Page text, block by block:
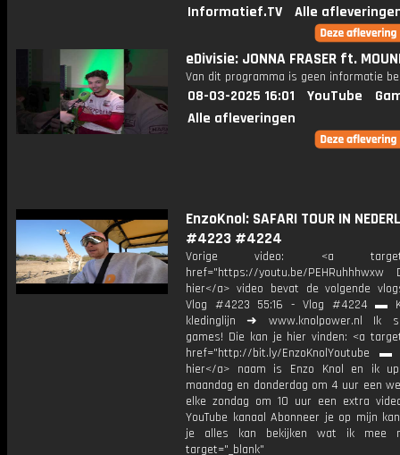
Informatief.TV
Alle
eDivisie: JONNA FRASER ft.
Van dit programma is geen informatie
08-03-2025 16:01 YouTube
Alle afleveringen
EnzoKnol: SAFARI TOUR IN
#4223 #4224
Vorige video: <a
href="https://youtu.be/PEHRuhhhwxw
hier</a> video bevat de volgende
Vlog #4223 55:16 - Vlog #4224 ▬
kledinglijn ➜ www.knolpower.nl Ik
games! Die kan je hier vinden: <a
href="http://bit.ly/EnzoKnolYoutube ▬
hier</a> naam is Enzo Knol en ik
maandag en donderdag om 4 uur een
elke zondag om 10 uur een extra
YouTube kanaal Abonneer je op mijn
je alles kan bekijken wat ik mee
target="_blank"